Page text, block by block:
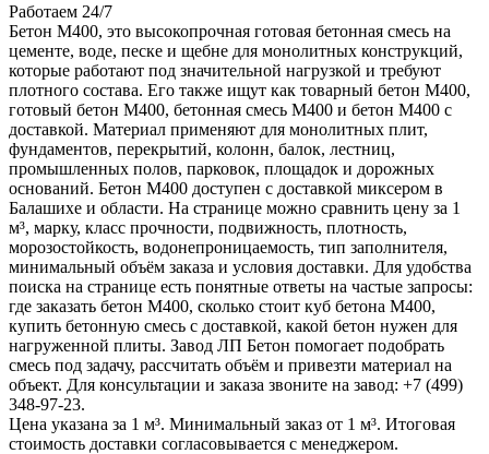
Работаем 24/7
Бетон М400, это высокопрочная готовая бетонная смесь на
цементе, воде, песке и щебне для монолитных конструкций,
которые работают под значительной нагрузкой и требуют
плотного состава. Его также ищут как товарный бетон М400,
готовый бетон М400, бетонная смесь М400 и бетон М400 с
доставкой. Материал применяют для монолитных плит,
фундаментов, перекрытий, колонн, балок, лестниц,
промышленных полов, парковок, площадок и дорожных
оснований. Бетон М400 доступен с доставкой миксером в
Балашихе и области. На странице можно сравнить цену за 1
м³, марку, класс прочности, подвижность, плотность,
морозостойкость, водонепроницаемость, тип заполнителя,
минимальный объём заказа и условия доставки. Для удобства
поиска на странице есть понятные ответы на частые запросы:
где заказать бетон М400, сколько стоит куб бетона М400,
купить бетонную смесь с доставкой, какой бетон нужен для
нагруженной плиты. Завод ЛП Бетон помогает подобрать
смесь под задачу, рассчитать объём и привезти материал на
объект. Для консультации и заказа звоните на завод: +7 (499)
348-97-23.
Цена указана за 1 м³. Минимальный заказ от 1 м³. Итоговая
стоимость доставки согласовывается с менеджером.